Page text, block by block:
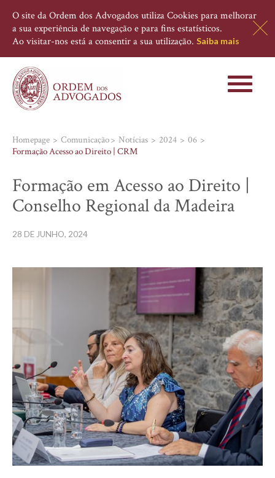
O site da Ordem dos Advogados utiliza Cookies para melhorar
a sua experiência de navegação e para fins estatísticos.
Ao visitar-nos está a consentir a sua utilização. Saiba mais
Toggle
Homepage Comunicação Notícias 2024
06
Formação Acesso ao Direito | CRM
Formação em Acesso ao Direito |
Conselho Regional da Madeira
28 DE JUNHO, 2024